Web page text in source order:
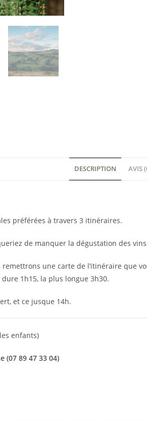
DESCRIPTION AVIS
préférées à travers 3 itinéraires.
de manquer la dégustation des
remettrons une carte de l’itinéraire que
1h15, la plus longue 3h30.
et ce jusque 14h.
enfants)
89 47 33 04)